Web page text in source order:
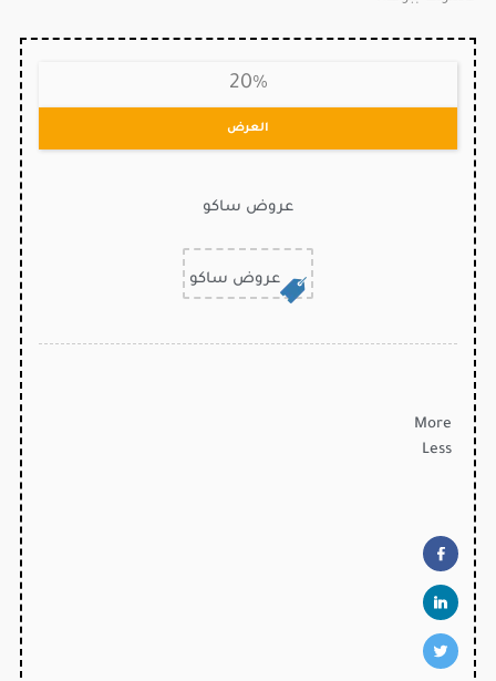
20%
العرض
عروض ساكو
عروض ساكو
More
Less